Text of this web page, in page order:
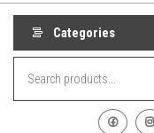
Categories